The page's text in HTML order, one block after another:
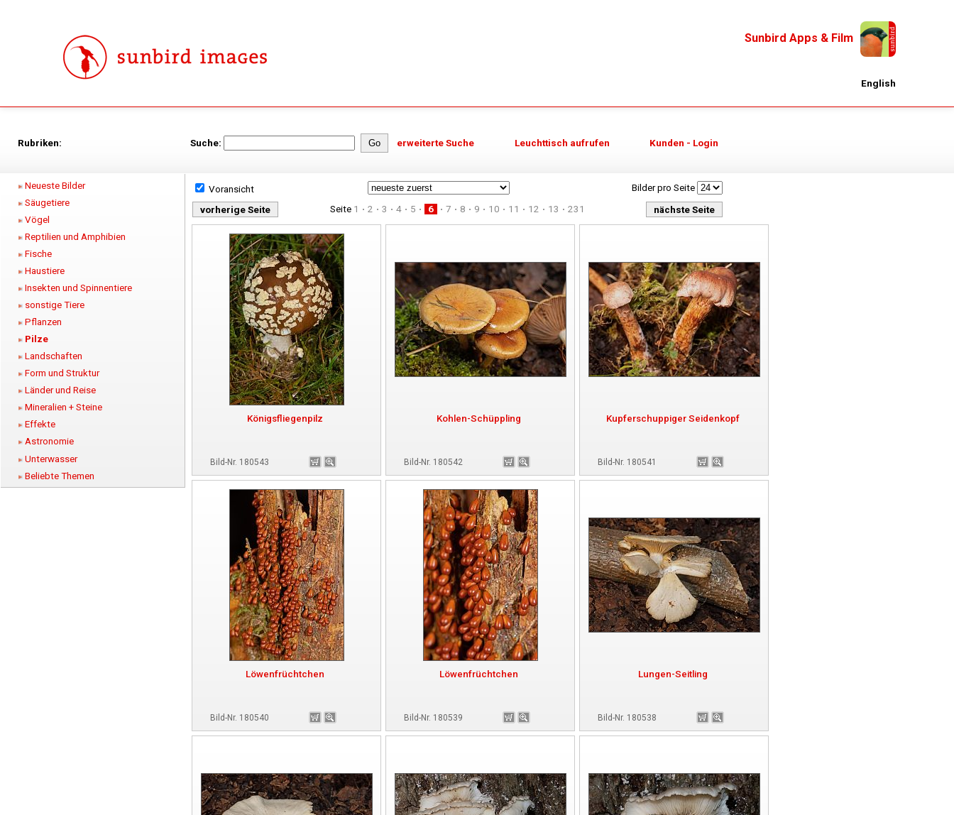
Sunbird Apps & Film
English
Rubriken: Suche: erweiterte Suche Leuchttisch aufrufen Kunden - Login
Neueste Bilder
Säugetiere
Vögel
Reptilien und Amphibien
Fische
Haustiere
Insekten und Spinnentiere
sonstige Tiere
Pflanzen
Pilze
Landschaften
Form und Struktur
Länder und Reise
Mineralien + Steine
Effekte
Astronomie
Unterwasser
Beliebte Themen
Voransicht Bilder pro Seite
vorherige Seite Seite 1 2 3 4 5 6 7 8 9 10 11 12 13 231 nächste Seite
Königsfliegenpilz
Bild-Nr. 180543
Kohlen-Schüppling
Bild-Nr. 180542
Kupferschuppiger Seidenkopf
Bild-Nr. 180541
Löwenfrüchtchen
Bild-Nr. 180540
Löwenfrüchtchen
Bild-Nr. 180539
Lungen-Seitling
Bild-Nr. 180538